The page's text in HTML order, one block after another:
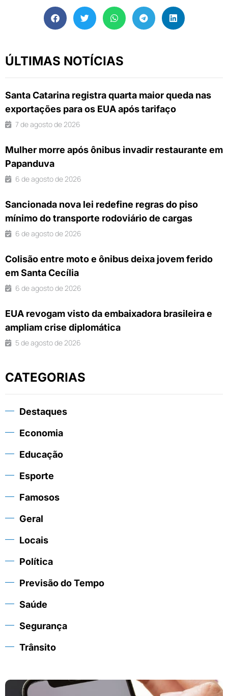
ÚLTIMAS NOTÍCIAS
Santa Catarina registra quarta maior queda nas
exportações para os EUA após tarifaço
7 de agosto de 2026
Mulher morre após ônibus invadir restaurante em
Papanduva
6 de agosto de 2026
Sancionada nova lei redefine regras do piso
mínimo do transporte rodoviário de cargas
6 de agosto de 2026
Colisão entre moto e ônibus deixa jovem ferido
em Santa Cecília
6 de agosto de 2026
EUA revogam visto da embaixadora brasileira e
ampliam crise diplomática
5 de agosto de 2026
CATEGORIAS
Destaques
Economia
Educação
Esporte
Famosos
Geral
Locais
Política
Previsão do Tempo
Saúde
Segurança
Trânsito